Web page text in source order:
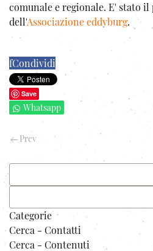
comunale e regionale. E' stato il
dell'Associazione eddyburg.
fCondividi
Save
Whatsapp
Prev
Categorie
Cerca - Contatti
Cerca - Contenuti